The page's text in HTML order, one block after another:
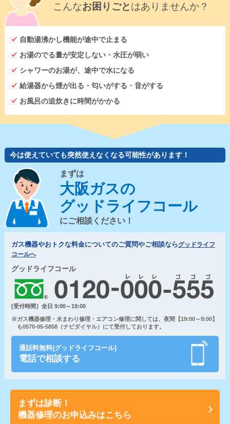
こんなお困りごとはありませんか？
自動湯沸かし機能が途中で止まる
お湯のでる量が安定しない・水圧が弱い
シャワーのお湯が、途中で水になる
給湯器から煙が出る・匂いがする・音がする
お風呂の追炊きに時間がかかる
今は使えていても突然使えなくなる可能性があります！
まずは
大阪ガスの
グッドライフコール
にご相談ください！
ガス機器やおトクな料金についてのご質問やご相談ならグッドライフ
コールへ
グッドライフコール
[受付時間］全日 9:00～19:00
※ガス機器修理・水まわり修理・エアコン修理に関しては、夜間【19:00～9:00】
も0570-05-5858（ナビダイヤル）にて受付しております。
通話料無料(グッドライフコール)
電話で相談する
まずは診断！
機器修理のお申込みはこちら